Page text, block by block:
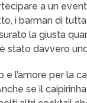
a un
i barman di
la giusta
stato davvero
e l’amore per la
se il